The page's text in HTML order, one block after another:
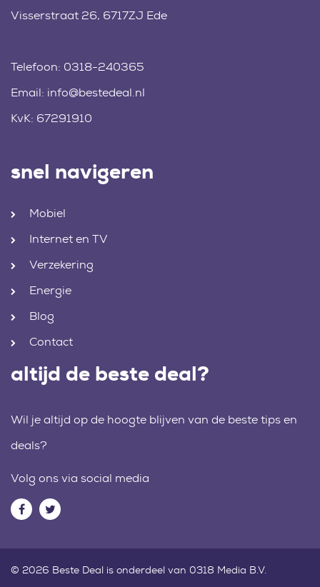
Visserstraat 26, 6717ZJ Ede
Telefoon: 0318-240365
Email: info@bestedeal.nl
KvK: 67291910
snel navigeren
Mobiel
Internet en TV
Verzekering
Energie
Blog
Contact
altijd de beste deal?
Wil je altijd op de hoogte blijven van de beste tips en
deals?
Volg ons via social media
© 2026 Beste Deal is onderdeel van 0318 Media B.V.